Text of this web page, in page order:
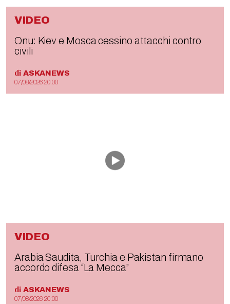
VIDEO
Onu: Kiev e Mosca cessino attacchi contro
civili
di ASKANEWS
07/08/2026 20:00
VIDEO
Arabia Saudita, Turchia e Pakistan firmano
accordo difesa “La Mecca”
di ASKANEWS
07/08/2026 20:00